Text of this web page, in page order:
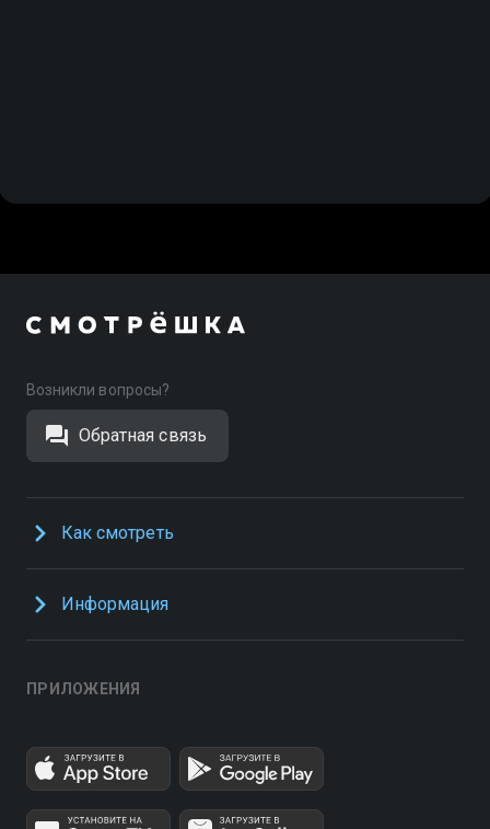
Возникли вопросы?
Обратная связь
Как смотреть
Информация
ПРИЛОЖЕНИЯ